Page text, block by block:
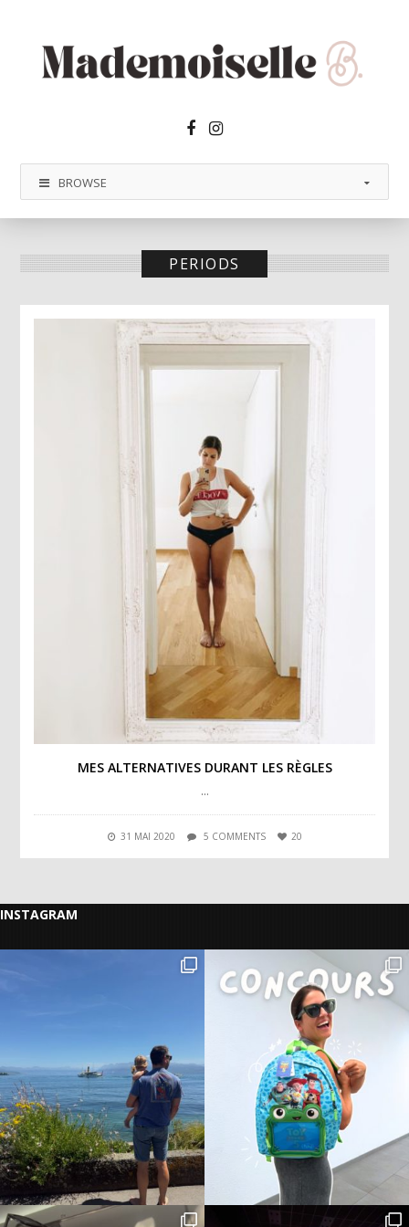
Facebook2
Instagram
BROWSE
PERIODS
MES ALTERNATIVES DURANT LES RÈGLES
…
31 MAI 2020 5 COMMENTS 20
INSTAGRAM